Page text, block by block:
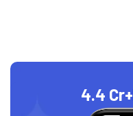
4.4 Cr+